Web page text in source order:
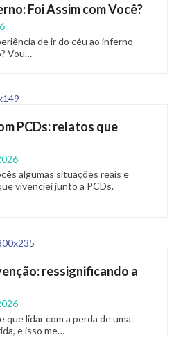
Foi Assim com Você?
de ir do céu ao inferno
Vou…
PCDs: relatos que
algumas situações reais e
vivenciei junto a PCDs.
ressignificando a
lidar com a perda de uma
e isso me…